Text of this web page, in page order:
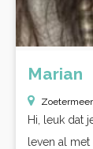
Marian
Zoetermeer
Hi, leuk dat
leven al met